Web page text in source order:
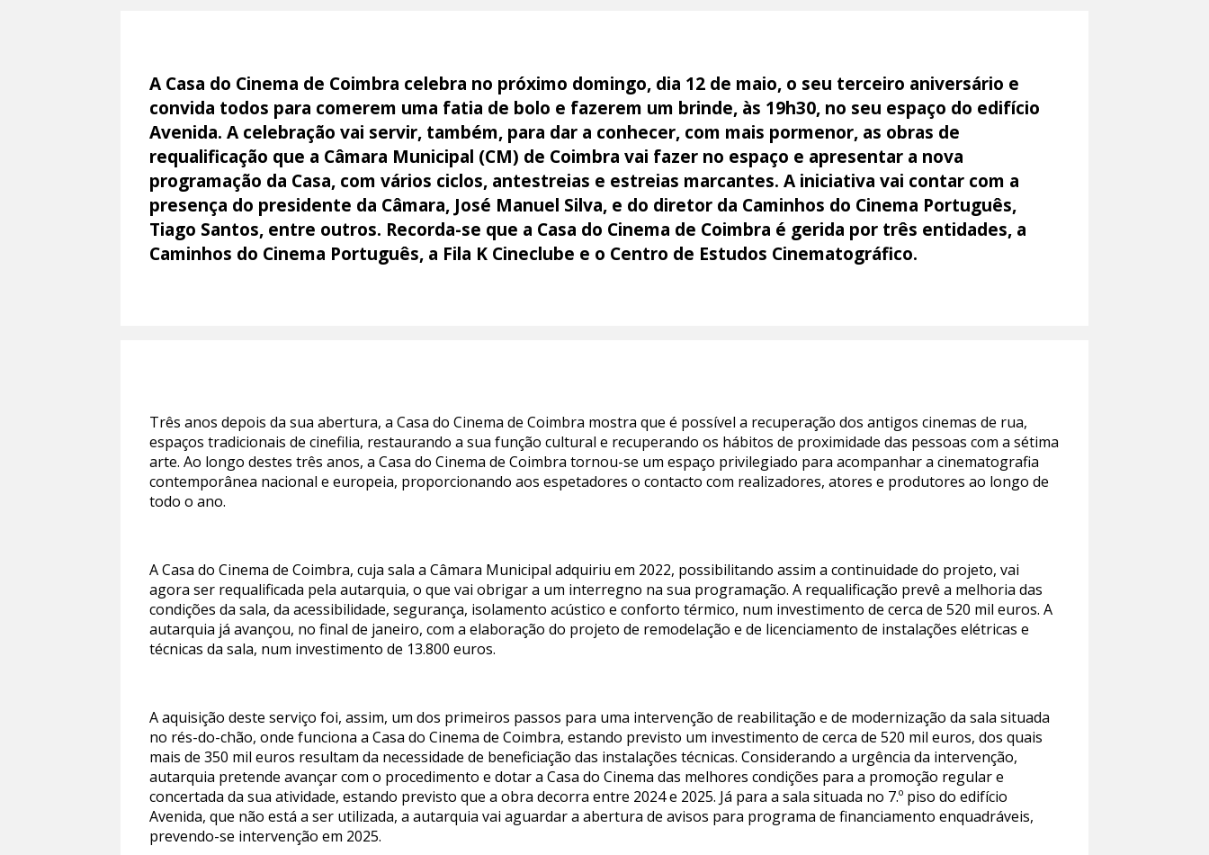
A Casa do Cinema de Coimbra celebra no próximo domingo, dia 12 de maio, o seu terceiro aniversário e
convida todos para comerem uma fatia de bolo e fazerem um brinde, às 19h30, no seu espaço do edifício
Avenida. A celebração vai servir, também, para dar a conhecer, com mais pormenor, as obras de
requalificação que a Câmara Municipal (CM) de Coimbra vai fazer no espaço e apresentar a nova
programação da Casa, com vários ciclos, antestreias e estreias marcantes. A iniciativa vai contar com a
presença do presidente da Câmara, José Manuel Silva, e do diretor da Caminhos do Cinema Português,
Tiago Santos, entre outros. Recorda-se que a Casa do Cinema de Coimbra é gerida por três entidades, a
Caminhos do Cinema Português, a Fila K Cineclube e o Centro de Estudos Cinematográfico.
Três anos depois da sua abertura, a Casa do Cinema de Coimbra mostra que é possível a recuperação dos antigos cinemas de rua,
espaços tradicionais de cinefilia, restaurando a sua função cultural e recuperando os hábitos de proximidade das pessoas com a sétima
arte. Ao longo destes três anos, a Casa do Cinema de Coimbra tornou-se um espaço privilegiado para acompanhar a cinematografia
contemporânea nacional e europeia, proporcionando aos espetadores o contacto com realizadores, atores e produtores ao longo de
todo o ano.
A Casa do Cinema de Coimbra, cuja sala a Câmara Municipal adquiriu em 2022, possibilitando assim a continuidade do projeto, vai
agora ser requalificada pela autarquia, o que vai obrigar a um interregno na sua programação. A requalificação prevê a melhoria das
condições da sala, da acessibilidade, segurança, isolamento acústico e conforto térmico, num investimento de cerca de 520 mil euros. A
autarquia já avançou, no final de janeiro, com a elaboração do projeto de remodelação e de licenciamento de instalações elétricas e
técnicas da sala, num investimento de 13.800 euros.
A aquisição deste serviço foi, assim, um dos primeiros passos para uma intervenção de reabilitação e de modernização da sala situada
no rés-do-chão, onde funciona a Casa do Cinema de Coimbra, estando previsto um investimento de cerca de 520 mil euros, dos quais
mais de 350 mil euros resultam da necessidade de beneficiação das instalações técnicas. Considerando a urgência da intervenção,
autarquia pretende avançar com o procedimento e dotar a Casa do Cinema das melhores condições para a promoção regular e
concertada da sua atividade, estando previsto que a obra decorra entre 2024 e 2025. Já para a sala situada no 7.º piso do edifício
Avenida, que não está a ser utilizada, a autarquia vai aguardar a abertura de avisos para programa de financiamento enquadráveis,
prevendo-se intervenção em 2025.